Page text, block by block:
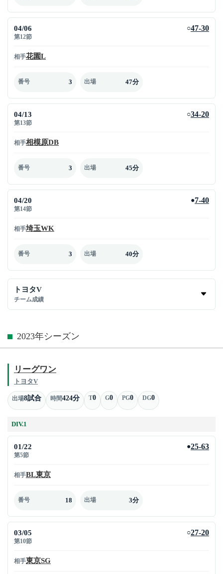
04/06
第12節
○47-30
相手花園L
番号 3 出場 47分
04/13
第13節
○34-20
相手相模原DB
番号 3 出場 45分
04/20
第14節
●7-40
相手埼玉WK
番号 3 出場 40分
トヨタV
チーム成績
2023年シーズン
リーグワン
トヨタV
出場8試合 時間424分 T0 G0 PG0 DG0
DIV.1
01/22
第5節
●25-63
相手BL東京
番号 18 出場 3分
03/05
第10節
○27-20
相手東京SG